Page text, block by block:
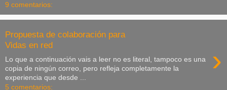
9 comentarios:
Propuesta de colaboración para
Vidas en red
›
Lo que a continuación vais a leer no es literal, tampoco es una
copia de ningún correo, pero refleja completamente la
experiencia que desde ...
5 comentarios: